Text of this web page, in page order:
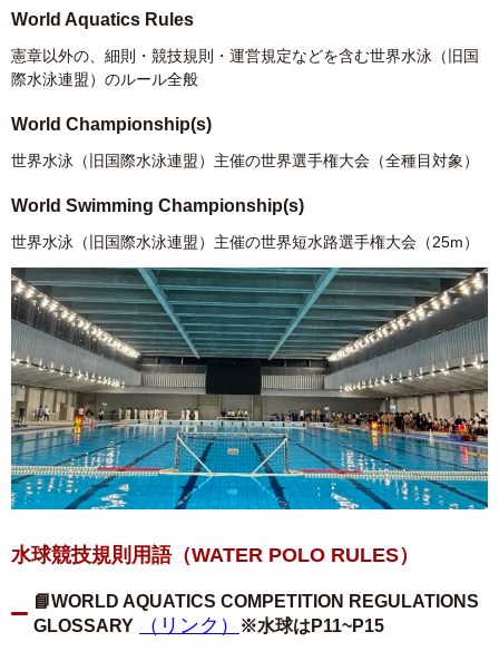
World Aquatics Rules
憲章以外の、細則・競技規則・運営規定などを含む世界水泳（旧国
際水泳連盟）のルール全般
World Championship(s)
世界水泳（旧国際水泳連盟）主催の世界選手権大会（全種目対象）
World Swimming Championship(s)
世界水泳（旧国際水泳連盟）主催の世界短水路選手権大会（25m）
水球競技規則 用語（WATER POLO RULES）
📘WORLD AQUATICS COMPETITION REGULATIONS
GLOSSARY
（リンク） ※水球はP11~P15